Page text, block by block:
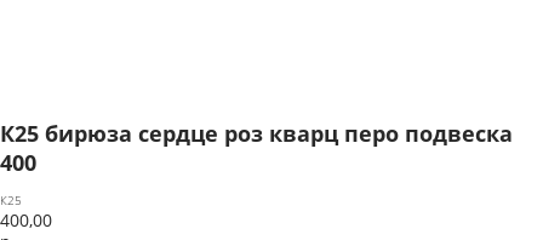
К25 бирюза сердце роз кварц перо подвеска
400
К25
400,00